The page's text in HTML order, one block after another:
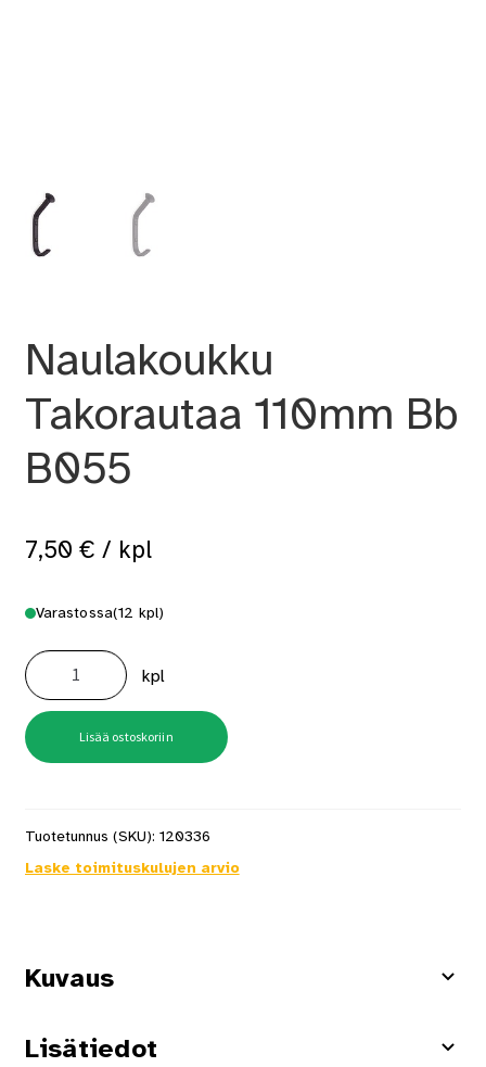
Naulakoukku
Takorautaa 110mm Bb
B055
7,50 € / kpl
Varastossa(12 kpl)
Naulakoukku
Takorautaa
110mm
Bb
B055
määrä
kpl
Lisää ostoskoriin
Tuotetunnus (SKU): 120336
Laske toimituskulujen arvio
Kuvaus
Lisätiedot